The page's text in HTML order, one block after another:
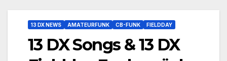
13 DX NEWS AMATEURFUNK CB-FUNK FIELDDAY
13 DX Songs & 13 DX